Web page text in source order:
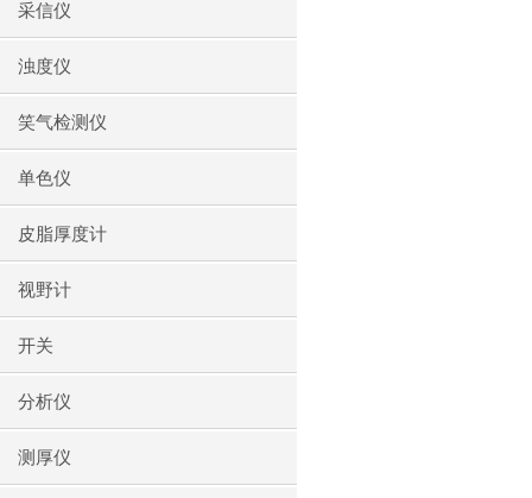
采信仪
浊度仪
笑气检测仪
单色仪
皮脂厚度计
视野计
开关
分析仪
测厚仪